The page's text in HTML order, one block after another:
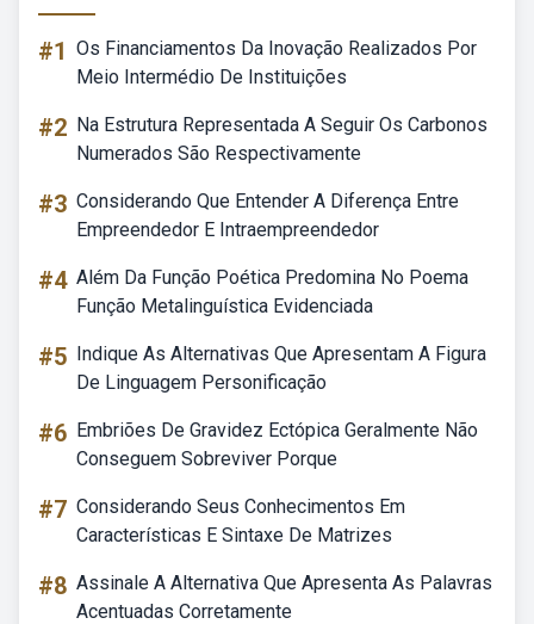
#1 Os Financiamentos Da Inovação Realizados Por
Meio Intermédio De Instituições
#2 Na Estrutura Representada A Seguir Os Carbonos
Numerados São Respectivamente
#3 Considerando Que Entender A Diferença Entre
Empreendedor E Intraempreendedor
#4 Além Da Função Poética Predomina No Poema
Função Metalinguística Evidenciada
#5 Indique As Alternativas Que Apresentam A Figura
De Linguagem Personificação
#6 Embriões De Gravidez Ectópica Geralmente Não
Conseguem Sobreviver Porque
#7 Considerando Seus Conhecimentos Em
Características E Sintaxe De Matrizes
#8 Assinale A Alternativa Que Apresenta As Palavras
Acentuadas Corretamente